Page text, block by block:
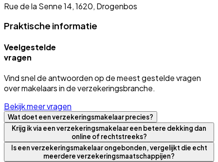
Rue de la Senne 14, 1620, Drogenbos
Praktische informatie
Veelgestelde
vragen
Vind snel de antwoorden op de meest gestelde vragen
over makelaars in de verzekeringsbranche.
Bekijk meer vragen
Wat doet een verzekeringsmakelaar precies?
Krijg ik via een verzekeringsmakelaar een betere dekking dan
online of rechtstreeks?
Is een verzekeringsmakelaar ongebonden, vergelijkt die echt
meerdere verzekeringsmaatschappijen?